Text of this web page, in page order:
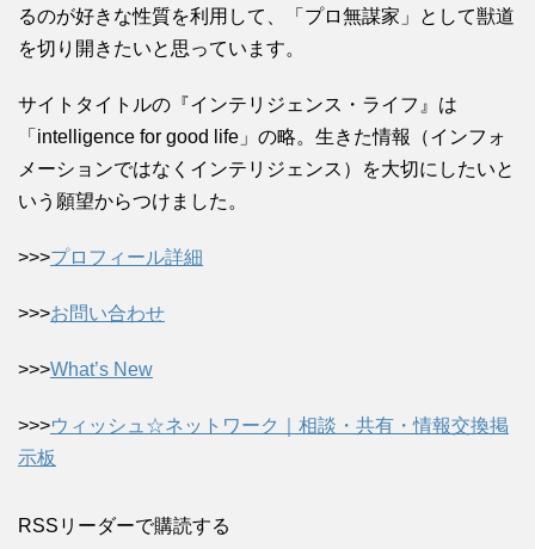
るのが好きな性質を利用して、「プロ無謀家」として獣道
を切り開きたいと思っています。
サイトタイトルの『インテリジェンス・ライフ』は
「intelligence for good life」の略。生きた情報（インフォ
メーションではなくインテリジェンス）を大切にしたいと
いう願望からつけました。
>>>プロフィール詳細
>>>お問い合わせ
>>>What’s New
>>>ウィッシュ☆ネットワーク｜相談・共有・情報交換掲
示板
RSSリーダーで購読する